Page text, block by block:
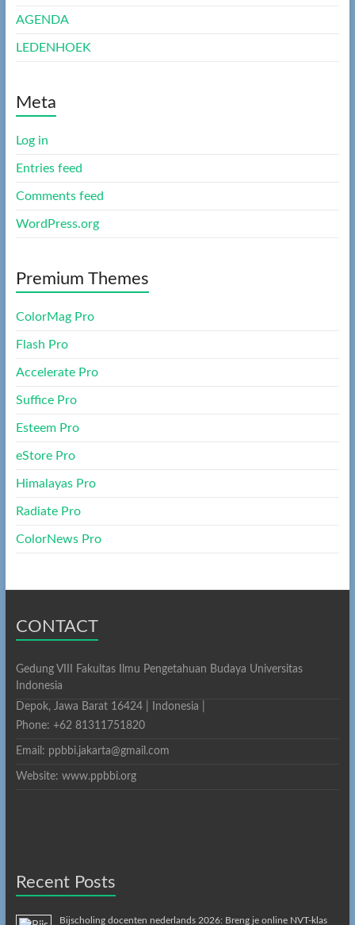
AGENDA
LEDENHOEK
Meta
Log in
Entries feed
Comments feed
WordPress.org
Premium Themes
ColorMag Pro
Flash Pro
Accelerate Pro
Suffice Pro
Esteem Pro
eStore Pro
Himalayas Pro
Radiate Pro
ColorNews Pro
CONTACT
Gedung VIII Fakultas Ilmu Pengetahuan Budaya Universitas
Indonesia
Depok, Jawa Barat 16424 | Indonesia |
Phone: +62 81311751820
Email: ppbbi.jakarta@gmail.com
Website: www.ppbbi.org
Recent Posts
Bijscholing docenten nederlands 2026: Breng je online NVT-klas